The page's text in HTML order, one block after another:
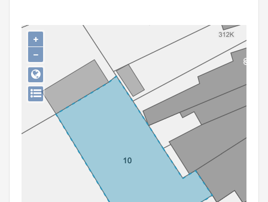
Gebeurtenis
Persoon of collectief
Downloads
Aanmelden
+
−